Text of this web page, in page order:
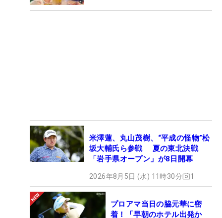
米澤蓮、丸山茂樹、“平成の怪物”松
坂大輔氏ら参戦 夏の東北決戦
「岩手県オープン」が8日開幕
2026年8月5日 (水) 11時30分 1
プロアマ当日の脇元華に密
着！「早朝のホテル出発か